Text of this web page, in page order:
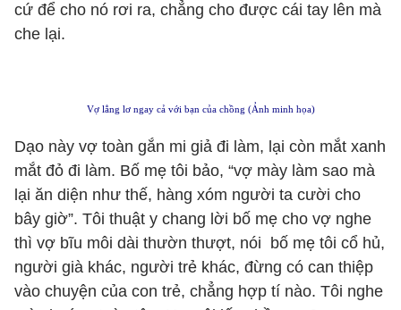
cứ để cho nó rơi ra, chẳng cho được cái tay lên mà
che lại.
Vợ lẳng lơ ngay cả với bạn của chồng (Ảnh minh họa)
Dạo này vợ toàn gắn mi giả đi làm, lại còn mắt xanh
mắt đỏ đi làm. Bố mẹ tôi bảo, “vợ mày làm sao mà
lại ăn diện như thế, hàng xóm người ta cười cho
bây giờ”. Tôi thuật y chang lời bố mẹ cho vợ nghe
thì vợ bĩu môi dài thườn thượt, nói bố mẹ tôi cổ hủ,
người già khác, người trẻ khác, đừng có can thiệp
vào chuyện của con trẻ, chẳng hợp tí nào. Tôi nghe